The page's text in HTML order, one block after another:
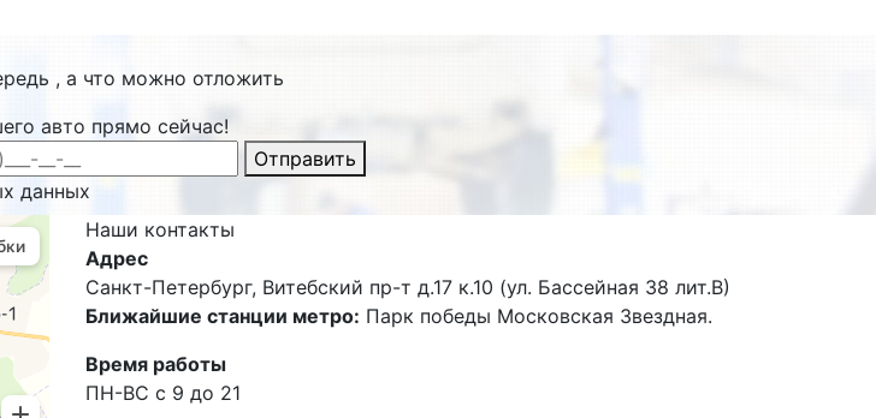
, а что можно отложить
авто прямо сейчас!
Отправить
данных
Наши контакты
Адрес
Санкт-Петербург, Витебский пр-т д.17 к.10 (ул. Бассейная 38 лит.В)
Ближайшие станции метро: Парк победы Московская Звездная.
Время работы
ПН-ВС с 9 до 21